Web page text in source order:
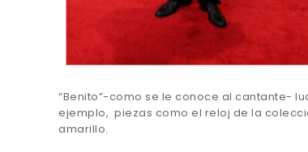
“Benito”-como se le conoce al cantante-
ejemplo, piezas como el reloj de la
amarillo.